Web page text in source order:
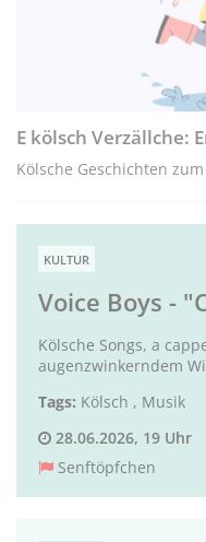
E kölsch Verzällche:
Kölsche Geschichten
KULTUR
Voice Boys -
Kölsche Songs, a
augenzwinkerndem
Tags: Kölsch , Musik
28.06.2026, 19 Uhr
Senftöpfchen